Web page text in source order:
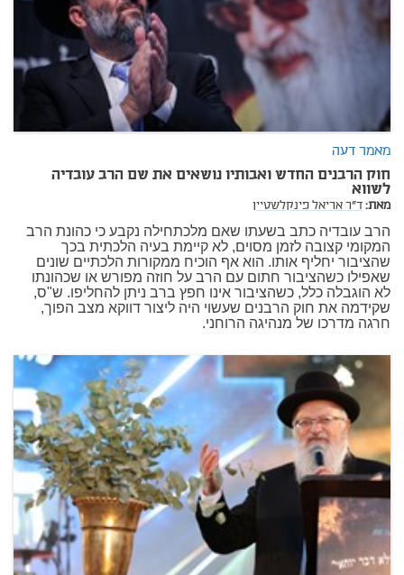
מאמר דעה
חוק הרבנים החדש ואבותיו נושאים את שם הרב עובדיה
לשווא
מאת:ד"ר אריאל פינקלשטיין
הרב עובדיה כתב בשעתו שאם מלכתחילה נקבע כי כהונת הרב
המקומי קצובה לזמן מסוים, לא קיימת בעיה הלכתית בכך
שהציבור יחליף אותו. הוא אף הוכיח ממקורות הלכתיים שונים
שאפילו כשהציבור חתום עם הרב על חוזה מפורש או שכהונתו
לא הוגבלה כלל, כשהציבור אינו חפץ ברב ניתן להחליפו. ש"ס,
שקידמה את חוק הרבנים שעשוי היה ליצור דווקא מצב הפוך,
חרגה מדרכו של מנהיגה הרוחני.